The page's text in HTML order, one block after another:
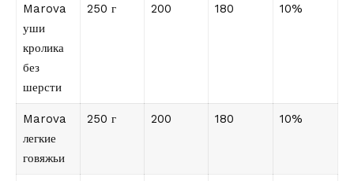
Marova
уши
кролика
без
шерсти
250 г 200 180 10%
Marova
легкие
говяжьи
250 г 200 180 10%